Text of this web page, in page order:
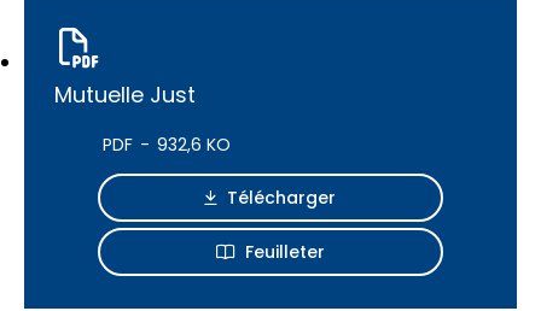
Mutuelle Just
PDF 932,6 KO
Télécharger
Feuilleter